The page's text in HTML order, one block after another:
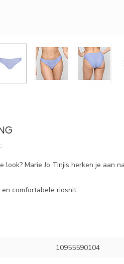
look? Marie Jo Tinjis herken je aan
comfortabele riosnit.
10955590104